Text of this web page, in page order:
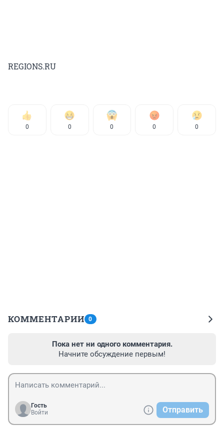
REGIONS.RU
0 0 0 0 0
КОММЕНТАРИИ 0
Пока нет ни одного комментария.
Начните обсуждение первым!
Гость
Войти
Отправить